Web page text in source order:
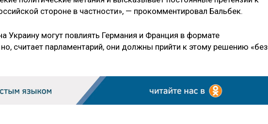
стороне в частности», — прокомментировал Бальбек.
Украину могут повлиять Германия и Франция в формате
считает парламентарий, они должны прийти к этому решению «без